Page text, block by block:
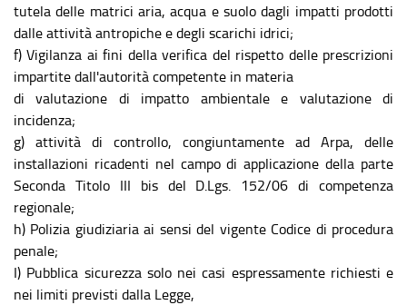
tutela delle matrici aria, acqua e suolo dagli impatti prodotti
dalle attività antropiche e degli scarichi idrici;
f) Vigilanza ai fini della verifica del rispetto delle prescrizioni
impartite dall'autorità competente in materia
di valutazione di impatto ambientale e valutazione di
incidenza;
g) attività di controllo, congiuntamente ad Arpa, delle
installazioni ricadenti nel campo di applicazione della parte
Seconda Titolo III bis del D.Lgs. 152/06 di competenza
regionale;
h) Polizia giudiziaria ai sensi del vigente Codice di procedura
penale;
I) Pubblica sicurezza solo nei casi espressamente richiesti e
nei limiti previsti dalla Legge,